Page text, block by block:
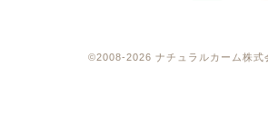
©2008-2026 ナチュラルカーム株式